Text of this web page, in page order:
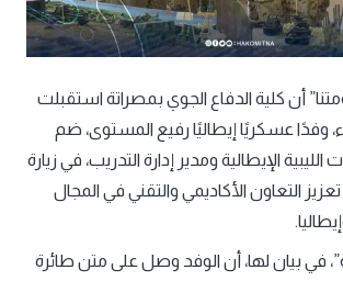
أن كلية الدفاع الجوي بمصراتة استقبلت
وفدًا عسكريًا إيطاليًا رفيع المستوى، ضم
الإيطالية ومدير إدارة التدريب، في زيارة
التعاون الأكاديمي والتقني في المجال
في بيان لها، أن الوفد وصل على متن طائرة